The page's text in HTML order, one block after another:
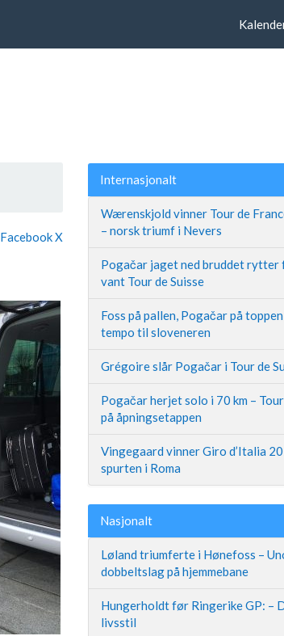
FacebookX
Internasjonalt
Wærenskjold vinner Tour de
– norsk triumf i Nevers
Pogačar jaget ned bruddet
vant Tour de Suisse
Foss på pallen, Pogačar på
tempo til sloveneren
Grégoire slår Pogačar i Tour de
Pogačar herjet solo i 70 km –
på åpningsetappen
Vingegaard vinner Giro d’Italia
spurten i Roma
Nasjonalt
Løland triumferte i Hønefoss –
dobbeltslag på hjemmebane
Hungerholdt før Ringerike GP: –
livsstil